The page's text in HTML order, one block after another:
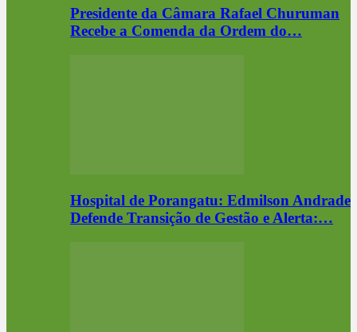
Presidente da Câmara Rafael Churuman
Recebe a Comenda da Ordem do…
Hospital de Porangatu: Edmilson Andrade
Defende Transição de Gestão e Alerta:…